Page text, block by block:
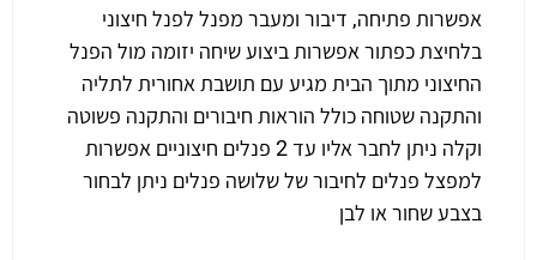
אפשרות פתיחה, דיבור ומעבר מפנל לפנל חיצוני
בלחיצת כפתור אפשרות ביצוע שיחה יזומה מול הפנל
החיצוני מתוך הבית מגיע עם תושבת אחורית לתליה
והתקנה שטוחה כולל הוראות חיבורים והתקנה פשוטה
וקלה ניתן לחבר אליו עד 2 פנלים חיצוניים אפשרות
למפצל פנלים לחיבור של שלושה פנלים ניתן לבחור
בצבע שחור או לבן